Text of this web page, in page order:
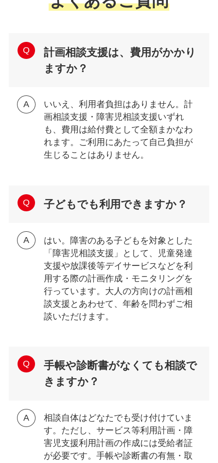
計画相談支援は、費用がかかり
ますか？
いいえ、利用者負担はありません。計
画相談支援・障害児相談支援いずれ
も、費用は給付費として全額まかなわ
れます。ご利用にあたって自己負担が
生じることはありません。
子どもでも利用できますか？
はい。障害のある子どもを対象とした
「障害児相談支援」として、児童発達
支援や放課後等デイサービスなどを利
用する際の計画作成・モニタリングを
行っています。大人の方向けの計画相
談支援とあわせて、年齢を問わずご相
談いただけます。
手帳や診断書がなくても相談で
きますか？
相談自体はどなたでも受け付けていま
す。ただし、サービス等利用計画・障
害児支援利用計画の作成には受給者証
が必要です。手帳や診断書の有無・取